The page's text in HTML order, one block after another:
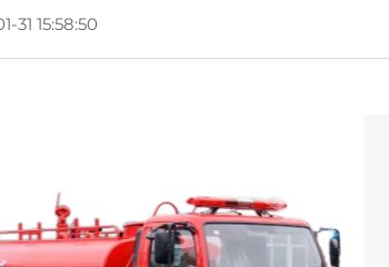
31 15:58:50